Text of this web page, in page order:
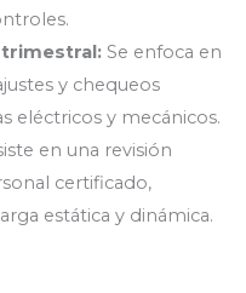
trimestral:Se enfoca en
y chequeos
eléctricos y mecánicos.
en una revisión
certificado,
estática y dinámica.